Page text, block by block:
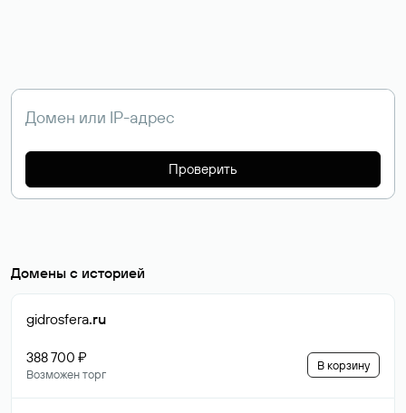
Проверить
Домены с историей
gidrosfera.ru
388 700 ₽
Возможен торг
В корзину